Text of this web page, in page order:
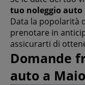
tuo noleggio auto
Data la popolarità
prenotare in
assicurarti di
Domande
auto a